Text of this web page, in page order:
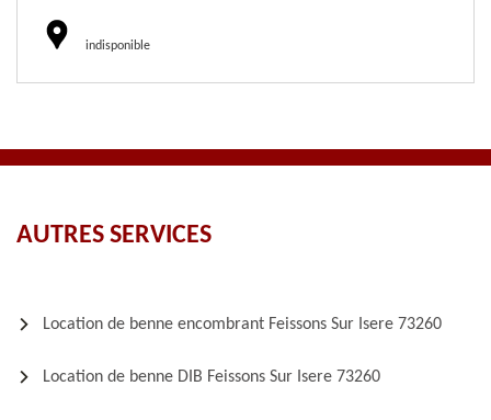
indisponible
AUTRES SERVICES
Location de benne encombrant Feissons Sur Isere 73260
Location de benne DIB Feissons Sur Isere 73260